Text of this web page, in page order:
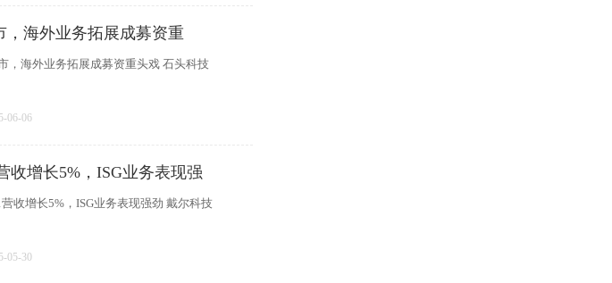
，海外业务拓展成募资重
，海外业务拓展成募资重头戏 石头科技
06-06
收增长5%，ISG业务表现强
收增长5%，ISG业务表现强劲 戴尔科技
05-30